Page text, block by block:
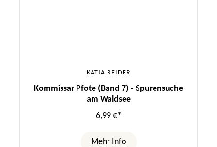
KATJA REIDER
Kommissar Pfote (Band 7) - Spurensuche
am Waldsee
6,99 €*
Mehr Info